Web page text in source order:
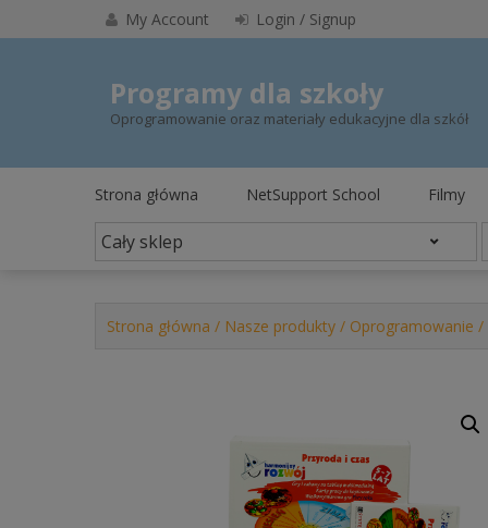
to
My Account Login / Signup
Programy dla szkoły
Oprogramowanie oraz materiały edukacyjne dla szkół
Strona główna NetSupport School Filmy
Strona główna / Nasze produkty / Oprogramowanie /